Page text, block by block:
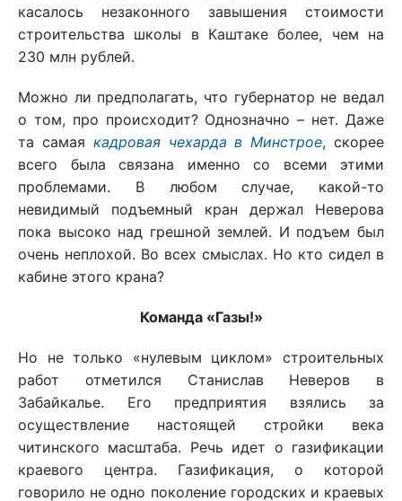
касалось незаконного завышения стоимости
строительства школы в Каштаке более, чем на
230 млн рублей.
Можно ли предполагать, что губернатор не ведал
о том, про происходит? Однозначно – нет. Даже
та самая кадровая чехарда в Минстрое, скорее
всего была связана именно со всеми этими
проблемами. В любом случае, какой-то
невидимый подъемный кран держал Неверова
пока высоко над грешной землей. И подъем был
очень неплохой. Во всех смыслах. Но кто сидел в
кабине этого крана?
Команда «Газы!»
Но не только «нулевым циклом» строительных
работ отметился Станислав Неверов в
Забайкалье. Его предприятия взялись за
осуществление настоящей стройки века
читинского масштаба. Речь идет о газификации
краевого центра. Газификация, о которой
говорило не одно поколение городских и краевых